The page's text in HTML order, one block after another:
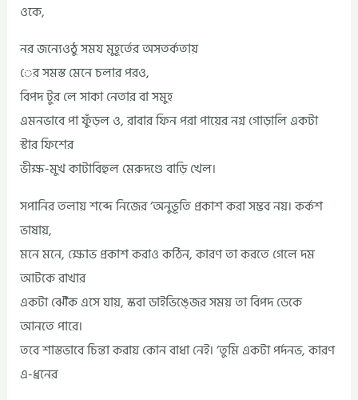
ওকে,
নর জন্যেওঠু সময মুহূর্তের অসতর্কতায়
ের সমস্ত মেনে চলার পরও,
বিপদ টুর লে সাকা নেতার বা সমুহ
এমনভাবে পা ফুঁড়ল ও, রাবার ফিন পরা পায়ের নগ্ন গোড়ালি একটা
স্টার ফিশের
ভীক্ষ-মুখ কাটাবিহুল মেরুদণ্ডে বাড়ি খেল।
সপানির তলায় শব্দে নিজের ‘অনুভূতি প্রকাশ করা সম্ভব নয়। কর্কশ
ভাষায়,
মনে মনে, ক্ষোভ প্রকাশ করাও কঠিন, কারণ তা করতে গেলে দম
আটকে রাখার
একটা ঝৌঁক এসে যায়, স্কবা ডাইভিঙ্জের সময় তা বিপদ ডেকে
আনতে পারে।
তবে শাস্তভাবে চিন্তা করায় কোন বাধা নেই। ‘তুমি একটা পর্দনভ, কারণ
এ-ধ্রনের